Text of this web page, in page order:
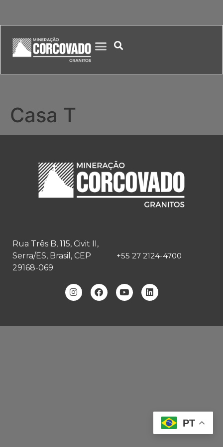
Casa T
Rua Três B, 115, Civit II,
Serra/ES, Brasil, CEP
29168-069
+55 27 2124-4700
PT